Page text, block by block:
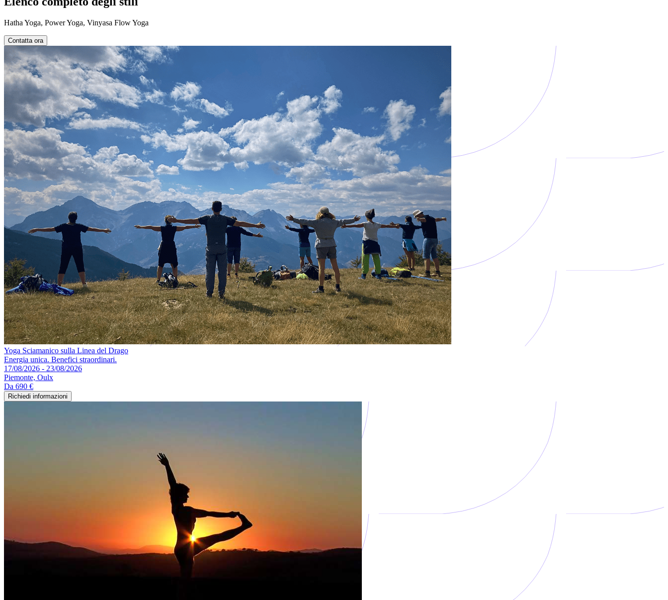
Hatha Yoga, Power Yoga, Vinyasa Flow Yoga
Contatta ora
Yoga Sciamanico sulla Linea del Drago
Energia unica. Benefici straordinari.
17/08/2026 - 23/08/2026
Piemonte, Oulx
Da 690 €
Richiedi informazioni